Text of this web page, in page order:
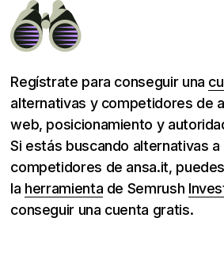
Regístrate para conseguir una
alternativas y competidores de
web, posicionamiento y
Si estás buscando alternativas
competidores de ansa.it,
la herramienta de Semrush
conseguir una cuenta gratis.